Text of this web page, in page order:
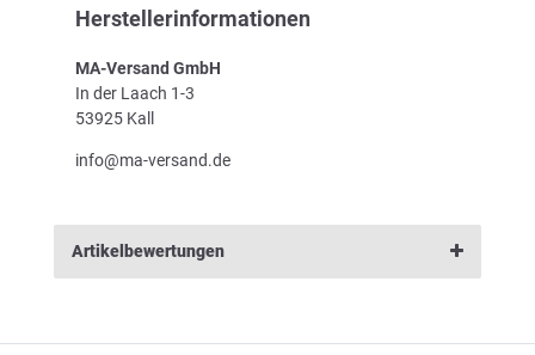
Herstellerinformationen
MA-Versand GmbH
In der Laach 1-3
53925 Kall
info@ma-versand.de
Artikelbewertungen